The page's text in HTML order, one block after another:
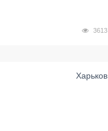
3613
Харьков